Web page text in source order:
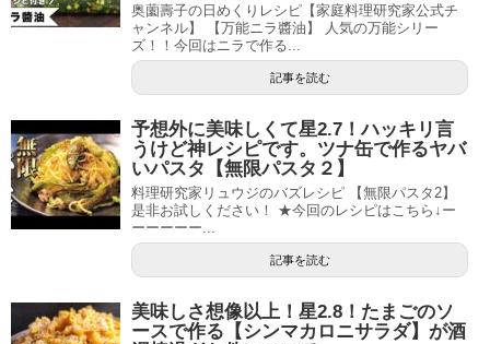
奥薗壽子の日めくりレシピ【家庭料理研究家公式チ
ャンネル】 【万能ニラ醬油】 人気の万能シリー
ズ！！今回はニラで作る...
記事を読む
予想外に美味しくて星2.7！ハッキリ言
うけど神レシピです。ツナ缶で作るヤバ
いパスタ【無限パスタ２】
料理研究家リュウジのバズレシピ 【無限パスタ2】
是非お試しください！ ★今回のレシピはこちら↓ー
ーーーーー...
記事を読む
美味しさ想像以上！星2.8！たまごのソ
ースで作る【シンマカロニサラダ】が酒